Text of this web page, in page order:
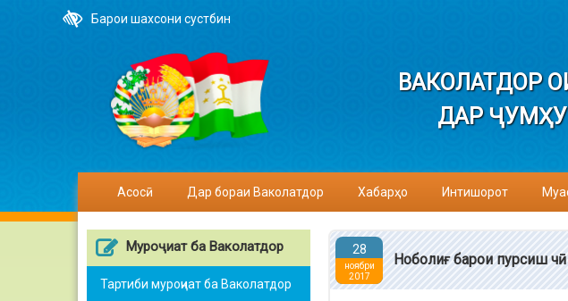
Барои шахсони сустбин
ВАКОЛАТДОР
ДАР
Асосӣ Дар бораи Ваколатдор Хабарҳо Интишорот
Муроҷиат ба Ваколатдор
Тартиби муроҷиат ба Ваколатдор
28
ноябри
2017
Ноболиғ барои пурсиш